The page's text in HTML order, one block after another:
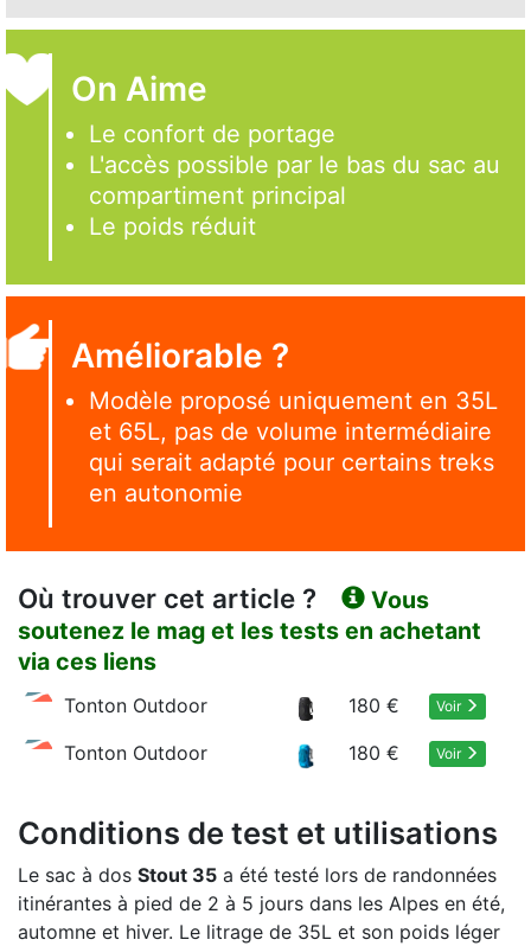
On Aime
Le confort de portage
L'accès possible par le bas du sac au
compartiment principal
Le poids réduit
Améliorable ?
Modèle proposé uniquement en 35L
et 65L, pas de volume intermédiaire
qui serait adapté pour certains treks
en autonomie
Où trouver cet article ?
Vous
soutenez le mag et les tests en achetant
via ces liens
Tonton Outdoor 180 € Voir
Tonton Outdoor 180 € Voir
Conditions de test et utilisations
Le sac à dos Stout 35 a été testé lors de randonnées
itinérantes à pied de 2 à 5 jours dans les Alpes en été,
automne et hiver. Le litrage de 35L et son poids léger